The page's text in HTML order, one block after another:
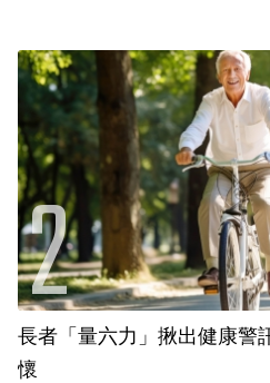
長者「量六力」揪出健康警
懷